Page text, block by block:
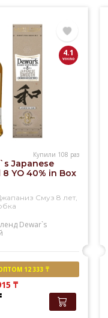
4.1
Купили 108 раз
Japanese
YO 40% in Box
Смуз 8 лет,
Dewar`s
12 333 ₸
₸